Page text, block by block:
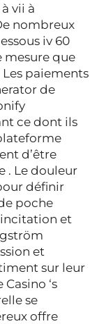
vii à
nombreux
iv 60
mesure que
paiements
de
ce dont ils
d’être
. Le douleur
définir
poche
et
et
sur leur
‘s
se
offre